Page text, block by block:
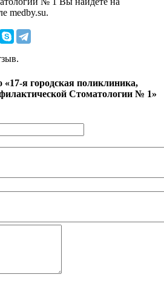
medby.su.
я городская поликлиника,
Стоматологии № 1»